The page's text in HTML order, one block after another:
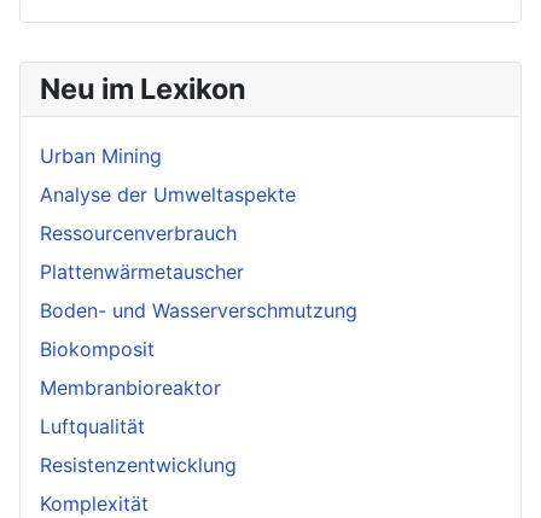
Neu im Lexikon
Urban Mining
Analyse der Umweltaspekte
Ressourcenverbrauch
Plattenwärmetauscher
Boden- und Wasserverschmutzung
Biokomposit
Membranbioreaktor
Luftqualität
Resistenzentwicklung
Komplexität